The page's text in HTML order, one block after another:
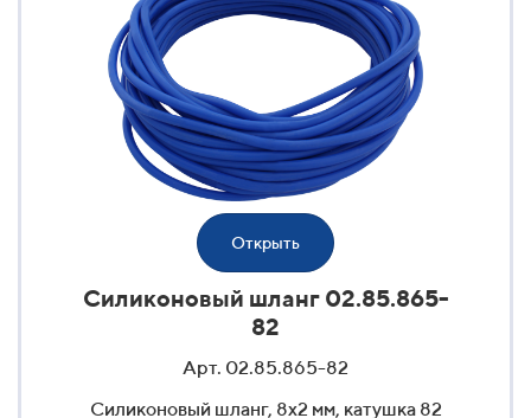
Открыть
Силиконовый шланг 02.85.865-
82
Арт. 02.85.865-82
Силиконовый шланг, 8x2 мм, катушка 82